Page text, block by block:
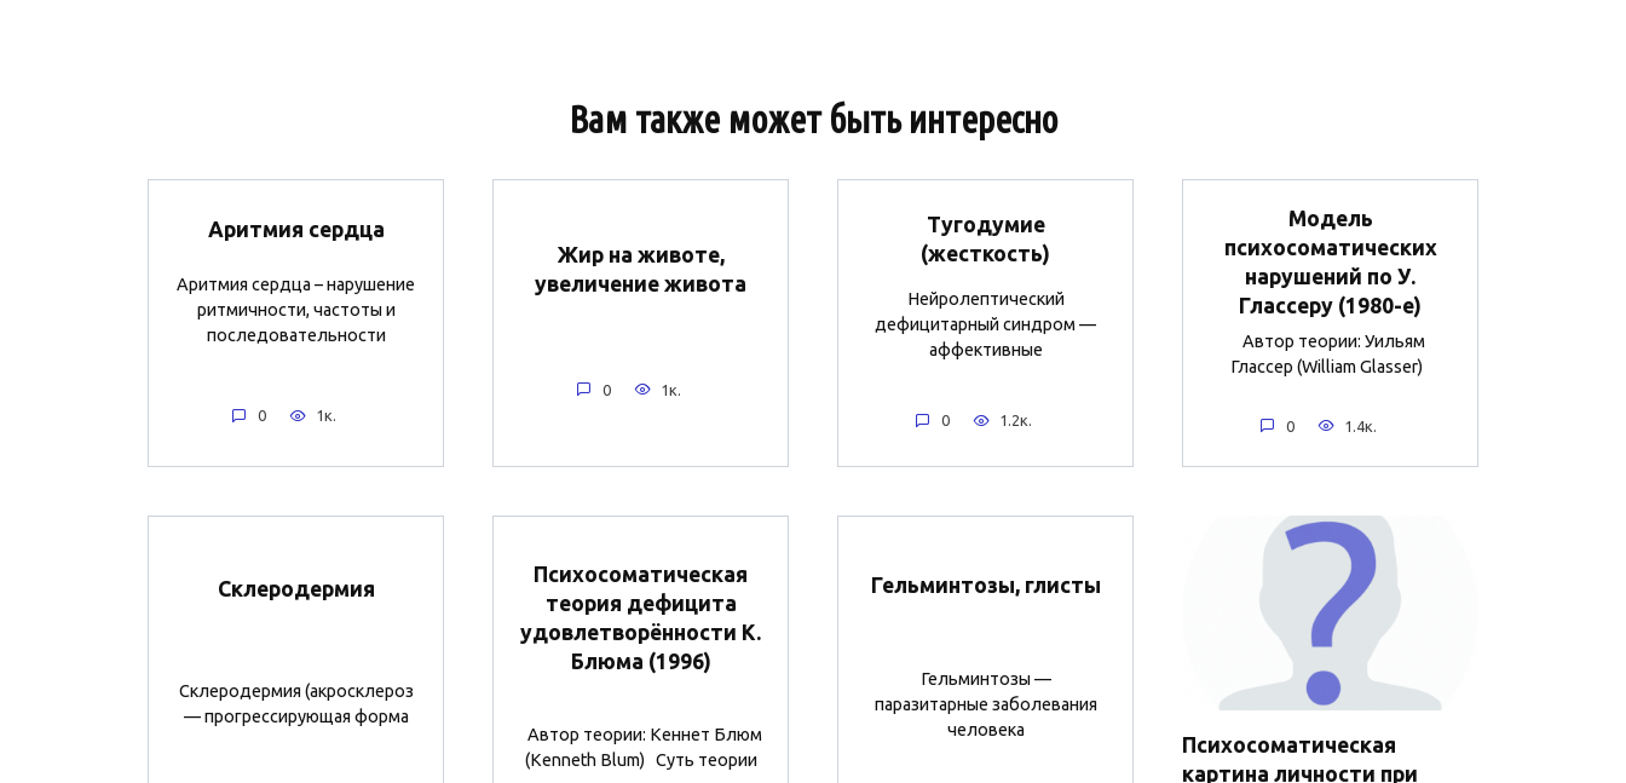
Вам также может быть интересно
Аритмия сердца
Аритмия сердца – нарушение
ритмичности, частоты и
последовательности
0 1к.
Жир на животе,
увеличение живота
0 1к.
Тугодумие
(жесткость)
Нейролептический
дефицитарный синдром —
аффективные
0 1.2к.
Модель
психосоматических
нарушений по У.
Глассеру (1980-е)
Автор теории: Уильям
Глассер (William Glasser)
0 1.4к.
Склеродермия
Склеродермия (акросклероз
— прогрессирующая форма
Психосоматическая
теория дефицита
удовлетворённости К.
Блюма (1996)
Автор теории: Кеннет Блюм
(Kenneth Blum) Суть теории
Гельминтозы, глисты
Гельминтозы —
паразитарные заболевания
человека
Психосоматическая
картина личности при